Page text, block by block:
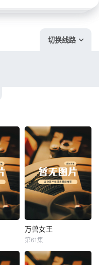
切换线路
万兽女王
万兽女王
第61集